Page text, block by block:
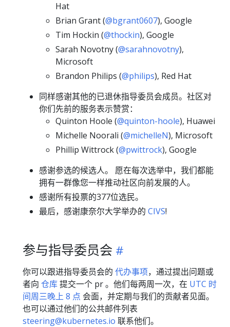
Hat
Brian Grant (@bgrant0607), Google
Tim Hockin (@thockin), Google
Sarah Novotny (@sarahnovotny),
Microsoft
Brandon Philips (@philips), Red Hat
同样感谢其他的已退休指导委员会成员。社区对
你们先前的服务表示赞赏：
Quinton Hoole (@quinton-hoole), Huawei
Michelle Noorali (@michelleN), Microsoft
Phillip Wittrock (@pwittrock), Google
感谢参选的候选人。 愿在每次选举中，我们都能
拥有一群像您一样推动社区向前发展的人。
感谢所有投票的377位选民。
最后，感谢康奈尔大学举办的 CIVS!
参与指导委员会
你可以跟进指导委员会的 代办事项，通过提出问题或
者向 仓库提交一个 pr 。他们每两周一次，在 UTC 时
间周三晚上 8 点 会面，并定期与我们的贡献者见面。
也可以通过他们的公共邮件列表
steering@kubernetes.io 联系他们。